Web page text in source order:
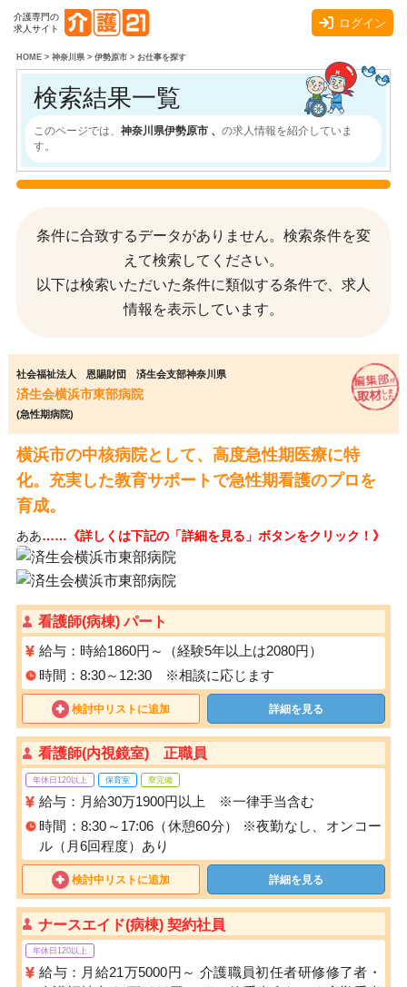
介護専門の
求人サイト
ログイン
HOME> 神奈川県> 伊勢原市> お仕事を探す
検索結果一覧
このページでは、 神奈川県伊勢原市 、 の求人情報を紹介していま
す。
条件に合致するデータがありません。検索条件を変
えて検索してください。
以下は検索いただいた条件に類似する条件で、求人
情報を表示しています。
社会福祉法人 恩賜財団 済生会支部神奈川県
済生会横浜市東部病院
(急性期病院)
横浜市の中核病院として、高度急性期医療に特
化。充実した教育サポートで急性期看護のプロを
育成。
ああ……《詳しくは下記の「詳細を見る」ボタンをクリック！》
看護師(病棟) パート
給与：時給1860円～（経験5年以上は2080円）
時間：8:30～12:30 ※相談に応じます
検討中リストに追加 詳細を見る
看護師(内視鏡室) 正職員
年休日120以上 保育室 寮完備
給与：月給30万1900円以上 ※一律手当含む
時間：8:30～17:06（休憩60分） ※夜勤なし、オンコー
ル（月6回程度）あり
検討中リストに追加 詳細を見る
ナースエイド(病棟) 契約社員
年休日120以上
給与：月給21万5000円～ 介護職員初任者研修修了者・